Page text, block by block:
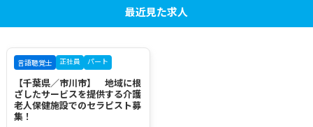
最近見た求人
言語聴覚士 正社員 パート
【千葉県／市川市】 地域に根
ざしたサービスを提供する介護
老人保健施設でのセラピスト募
集！